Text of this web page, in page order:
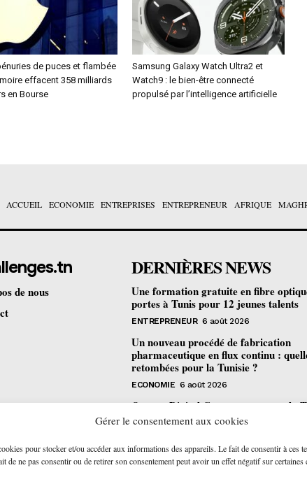
Gérer le consentement aux cookies
pour stocker et/ou accéder aux informations des appareils. Le fait de consentir à ces
ne pas consentir ou de retirer son consentement peut avoir un effet négatif sur certaines
de puces et flambée
effacent 358 milliards
en Bourse
Samsung Galaxy Watch Ultra2 et
Watch9 : le bien-être connecté
propulsé par l’intelligence artificielle
ACCUEIL ECONOMIE ENTREPRISES ENTREPRENEUR AFRIQUE
de nous
DERNIÈRES NEWS
Une formation gratuite en fibre
portes à Tunis pour 12 jeunes talents
ENTREPRENEUR 6 août 2026
Un nouveau procédé de fabrication
pharmaceutique en flux continu :
retombées pour la Tunisie ?
ECONOMIE 6 août 2026
Orange Digital Center : comment la
devenue le laboratoire mondial de
ENTREPRISES 6 août 2026